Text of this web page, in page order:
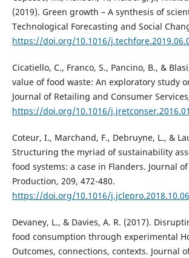
(2019). Green growth – A synthesis of
Technological Forecasting and Social
https://doi.org/10.1016/
Cicatiello, C., Franco, S., Pancino, B., &
value of food waste: An exploratory study
Journal of Retailing and Consumer
https://doi.org/10.1016/
Coteur, I., Marchand, F., Debruyne, L., &
Structuring the myriad of sustainability
food systems: a case in Flanders. Journal
Production, 209, 472-480.
https://doi.org/10.1016/
Devaney, L., & Davies, A. R. (2017).
food consumption through experimental
Outcomes, connections, contexts. Journal